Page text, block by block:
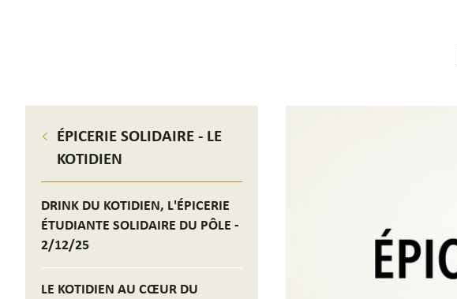
ÉPICERIE SOLIDAIRE - LE
KOTIDIEN
DRINK DU KOTIDIEN, L'ÉPICERIE
ÉTUDIANTE SOLIDAIRE DU PÔLE -
2/12/25
LE KOTIDIEN AU CŒUR DU